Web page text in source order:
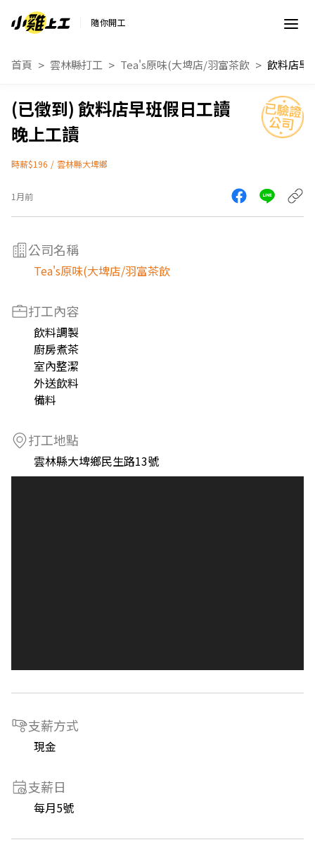
隨你開工
首頁 雲林縣打工 Tea's原味(大埤店/羽富茶飲
飲料店早班假日工讀
晚上工讀
時薪$196 / 雲林縣大埤鄉
1月前
公司名稱
Tea's原味(大埤店/羽富茶飲
打工內容
飲料調製
廚房煮茶
室內整潔
外送飲料
備料
打工地點
雲林縣大埤鄉民生路13號
支薪方式
現金
支薪日
每月5號